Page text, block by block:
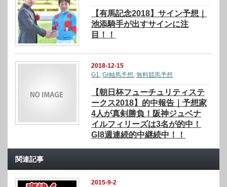
【有馬記念2018】サイン予想｜
池添騎手が出すサインに注
目！！
2018-12-15
G1,GⅠ軸馬予想,無料競馬予想
【朝日杯フューチュリティステ
ークス2018】的中報告｜予想家
4人が真剣勝負！阪神ジュベナ
イルフィリーズは3名が的中！
GⅠ8週連続的中継続中！！
関連記事
2015-9-2